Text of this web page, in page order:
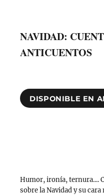
NAVIDAD:
ANTICUENTOS
DISPONIBLE EN
Humor, ironía, ternura....
sobre la Navidad y su cara